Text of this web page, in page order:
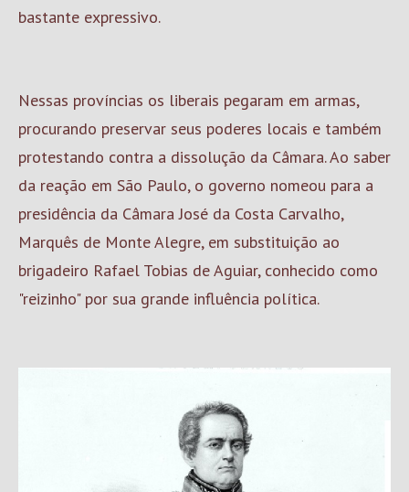
bastante expressivo.
Nessas províncias os liberais pegaram em armas,
procurando preservar seus poderes locais e também
protestando contra a dissolução da Câmara. Ao saber
da reação em São Paulo, o governo nomeou para a
presidência da Câmara José da Costa Carvalho,
Marquês de Monte Alegre, em substituição ao
brigadeiro Rafael Tobias de Aguiar, conhecido como
"reizinho" por sua grande influência política.